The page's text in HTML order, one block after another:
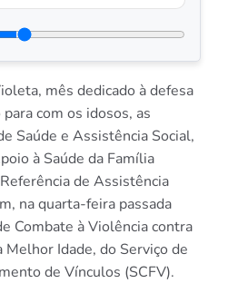
mês dedicado à defesa
com os idosos, as
Saúde e Assistência Social,
à Saúde da Família
de Assistência
na quarta-feira passada
Combate à Violência contra
Melhor Idade, do Serviço de
de Vínculos (SCFV).